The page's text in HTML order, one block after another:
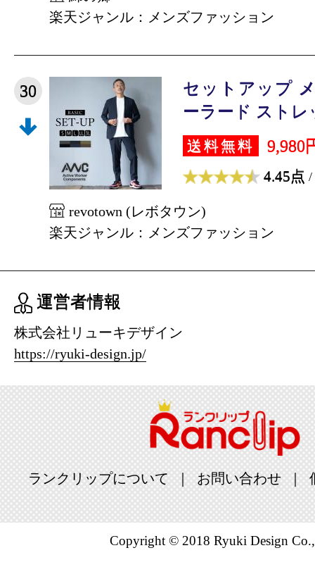
楽天ジャンル：メンズファッション
30
セットアップ
ーラード ストレ
送料無料 9,980
4.45点 /
revotown (レボタウン)
楽天ジャンル：メンズファッション
運営者情報
株式会社リューキデザイン
https://ryuki-design.jp/
ランクリップについて お問い合わせ
Copyright © 2018 Ryuki Design